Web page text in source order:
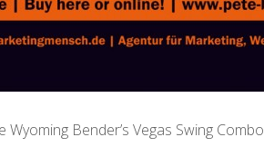
Bender’s Vegas Swing Combo